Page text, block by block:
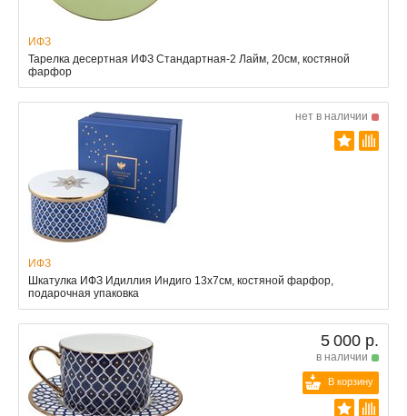
ИФЗ
Тарелка десертная ИФЗ Стандартная-2 Лайм, 20см, костяной
фарфор
нет в наличии
ИФЗ
Шкатулка ИФЗ Идиллия Индиго 13x7см, костяной фарфор,
подарочная упаковка
5 000 р.
в наличии
В корзину